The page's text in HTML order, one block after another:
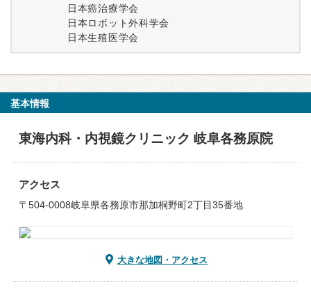
日本癌治療学会
日本ロボット外科学会
日本生殖医学会
基本情報
東海内科・内視鏡クリニック 岐阜各務原院
アクセス
〒504-0008岐阜県各務原市那加桐野町2丁目35番地
大きな地図・アクセス